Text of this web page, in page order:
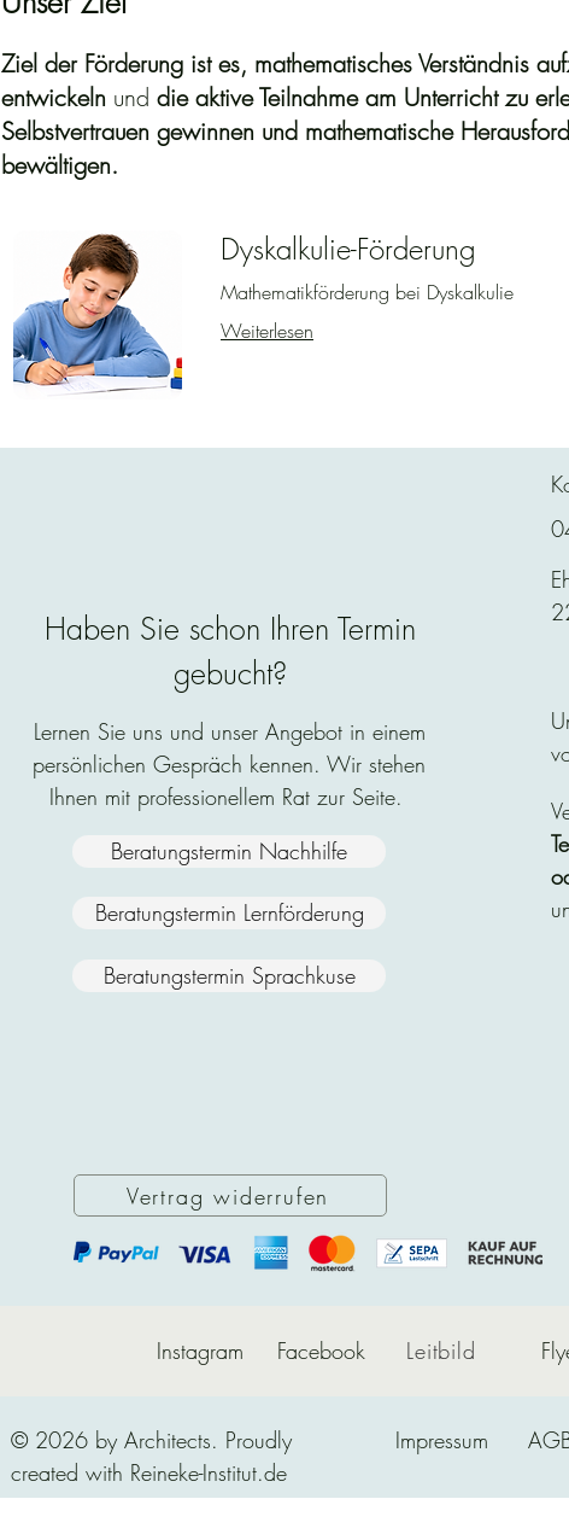
Ziel der Förderung ist es, mathematisches Verständnis
entwickeln und die aktive Teilnahme am Unterricht zu
Selbstvertrauen gewinnen und mathematische
bewältigen.
Dyskalkulie-Förderung
Mathematikförderung bei Dyskalkulie
Weiterlesen
Haben Sie schon Ihren Termin
gebucht?
Lernen Sie uns und unser Angebot in einem
persönlichen Gespräch kennen. Wir stehen
Ihnen mit professionellem Rat zur Seite.
Beratungstermin Nachhilfe
Beratungstermin Lernförderung
Beratungstermin Sprachkuse
Vertrag widerrufen
Instagram Facebook Leitbild
© 2026 by Architects. Proudly
created with Reineke-Institut.de
Impressum